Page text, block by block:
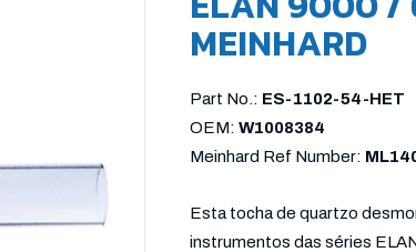
MEINHARD
Part No.: ES-1102-54-HET
OEM: W1008384
Meinhard Ref Number:
Esta tocha de quartzo
instrumentos das séries